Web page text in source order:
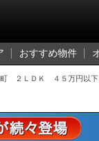
おすすめ物件
町 ２ＬＤＫ ４５万円以下